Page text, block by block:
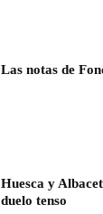
Las notas de
Huesca y
duelo tenso